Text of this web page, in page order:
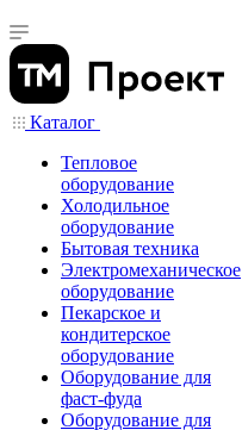
Каталог
Тепловое
оборудование
Холодильное
оборудование
Бытовая техника
Электромеханическое
оборудование
Пекарское и
кондитерское
оборудование
Оборудование для
фаст-фуда
Оборудование для